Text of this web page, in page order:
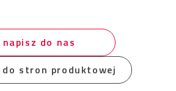
napisz do nas
do stron produktowej